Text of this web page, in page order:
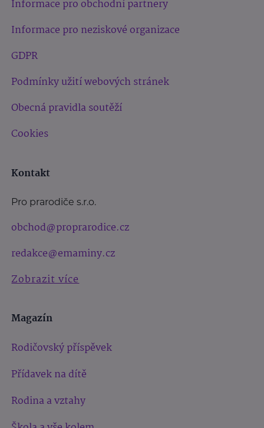
Informace pro obchodní partnery
Informace pro neziskové organizace
GDPR
Podmínky užití webových stránek
Obecná pravidla soutěží
Cookies
Kontakt
Pro prarodiče s.r.o.
obchod@proprarodice.cz
redakce@emaminy.cz
Zobrazit více
Magazín
Rodičovský příspěvek
Přídavek na dítě
Rodina a vztahy